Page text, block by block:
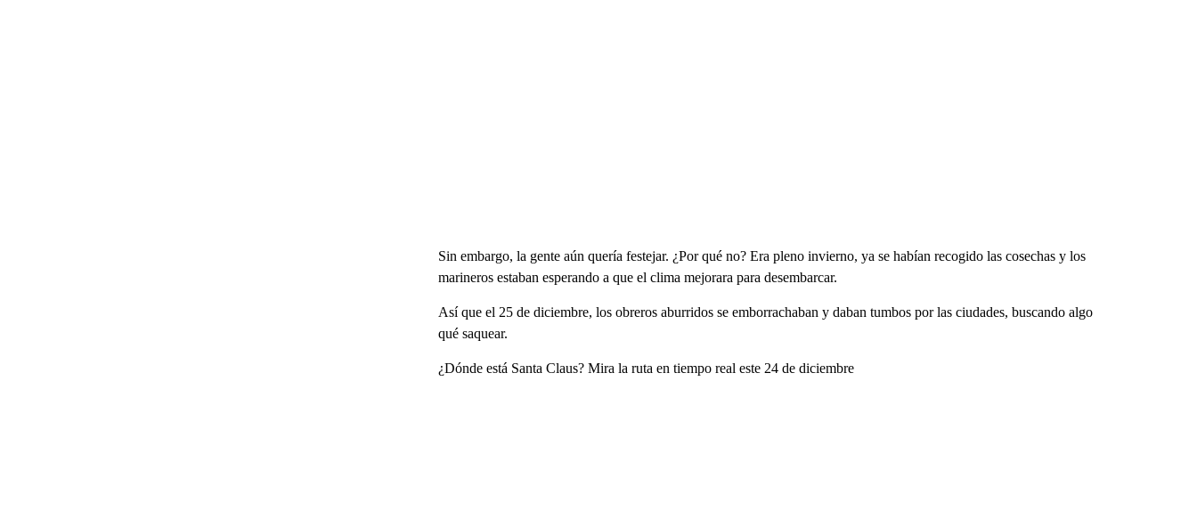
Sin embargo, la gente aún quería festejar. ¿Por qué no? Era pleno invierno, ya se habían recogido las cosechas y los
marineros estaban esperando a que el clima mejorara para desembarcar.
Así que el 25 de diciembre, los obreros aburridos se emborrachaban y daban tumbos por las ciudades, buscando algo
qué saquear.
¿Dónde está Santa Claus? Mira la ruta en tiempo real este 24 de diciembre